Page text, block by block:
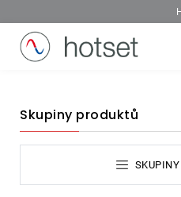
Skupiny produktů